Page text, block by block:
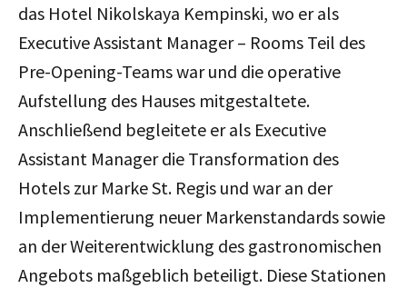
das Hotel Nikolskaya Kempinski, wo er als
Executive Assistant Manager – Rooms Teil des
Pre-Opening-Teams war und die operative
Aufstellung des Hauses mitgestaltete.
Anschließend begleitete er als Executive
Assistant Manager die Transformation des
Hotels zur Marke St. Regis und war an der
Implementierung neuer Markenstandards sowie
an der Weiterentwicklung des gastronomischen
Angebots maßgeblich beteiligt. Diese Stationen